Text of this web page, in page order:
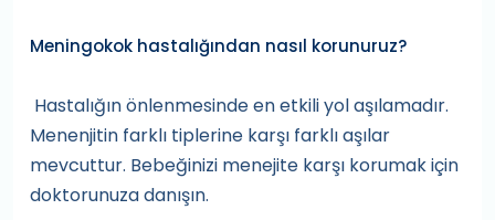
Meningokok hastalığından nasıl korunuruz?
Hastalığın önlenmesinde en etkili yol aşılamadır.
Menenjitin farklı tiplerine karşı farklı aşılar
mevcuttur. Bebeğinizi menejite karşı korumak için
doktorunuza danışın.